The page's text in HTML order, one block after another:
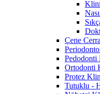
Çene
Ortodonti
Protez
Tutuklu -